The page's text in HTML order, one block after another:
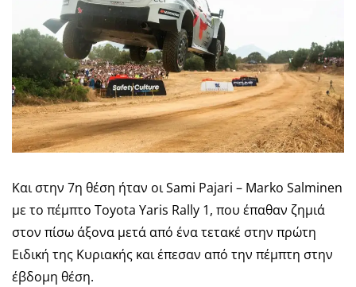
Και στην 7η θέση ήταν οι Sami Pajari – Marko Salminen
με το πέμπτο Toyota Yaris Rally 1, που έπαθαν ζημιά
στον πίσω άξονα μετά από ένα τετακέ στην πρώτη
Ειδική της Κυριακής και έπεσαν από την πέμπτη στην
έβδομη θέση.